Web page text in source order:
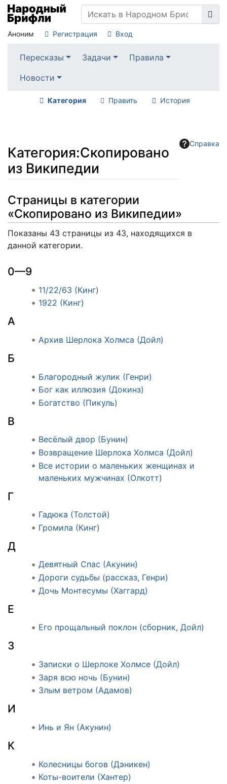
Аноним Регистрация Вход
Пересказы Задачи
Правила
Новости
Категория Править История
Справка
Категория:Скопировано
из Википедии
Перейти к:
Страницы в категории
«Скопировано из Википедии»
Показаны 43 страницы из 43, находящихся в
данной категории.
0—9
11/22/63 (Кинг)
1922 (Кинг)
А
Архив Шерлока Холмса (Дойл)
Б
Благородный жулик (Генри)
Бог как иллюзия (Докинз)
Богатство (Пикуль)
В
Весёлый двор (Бунин)
Возвращение Шерлока Холмса (Дойл)
Все истории о маленьких женщинах и
маленьких мужчинах (Олкотт)
Г
Гадюка (Толстой)
Громила (Кинг)
Д
Девятный Спас (Акунин)
Дороги судьбы (рассказ, Генри)
Дочь Монтесумы (Хаггард)
Е
Его прощальный поклон (сборник, Дойл)
З
Записки о Шерлоке Холмсе (Дойл)
Заря всю ночь (Бунин)
Злым ветром (Адамов)
И
Инь и Ян (Акунин)
К
Колесницы богов (Дэникен)
Коты-воители (Хантер)